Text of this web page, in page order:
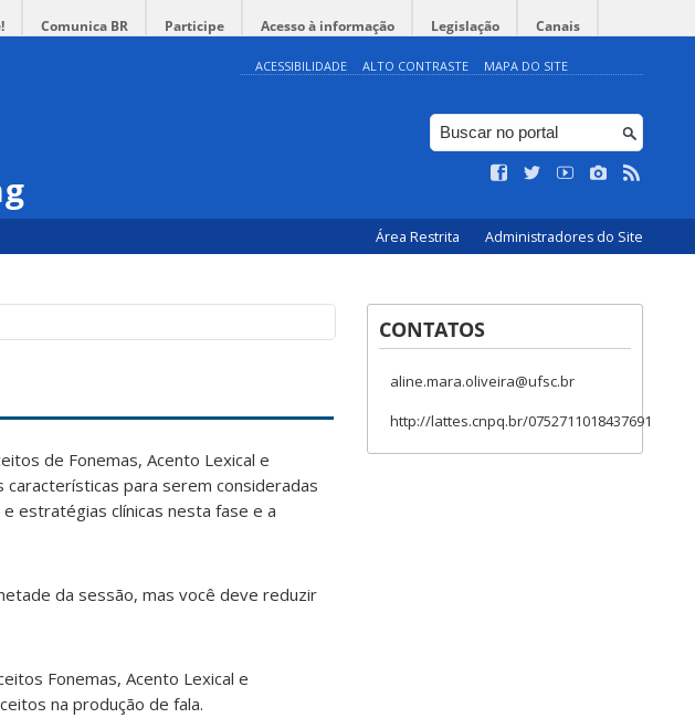
Comunica BR Participe Acesso à informação Legislação Canais
ACESSIBILIDADE ALTO CONTRASTE MAPA DO SITE
Área Restrita Administradores do Site
de Fonemas, Acento Lexical e
para serem consideradas
estratégias clínicas nesta fase e a
da sessão, mas você deve reduzir
Fonemas, Acento Lexical e
na produção de fala.
CONTATOS
aline.mara.oliveira@ufsc.br
http://lattes.cnpq.br/0752711018437691